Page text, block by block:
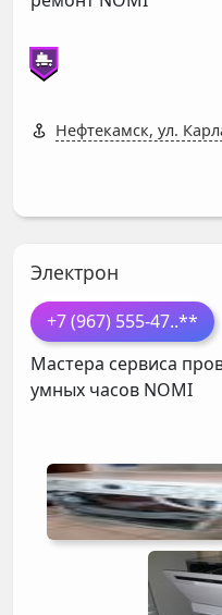
Нефтекамск, ул.
Электрон
+7 (967) 555-47..**
Мастера сервиса
умных часов NOMI